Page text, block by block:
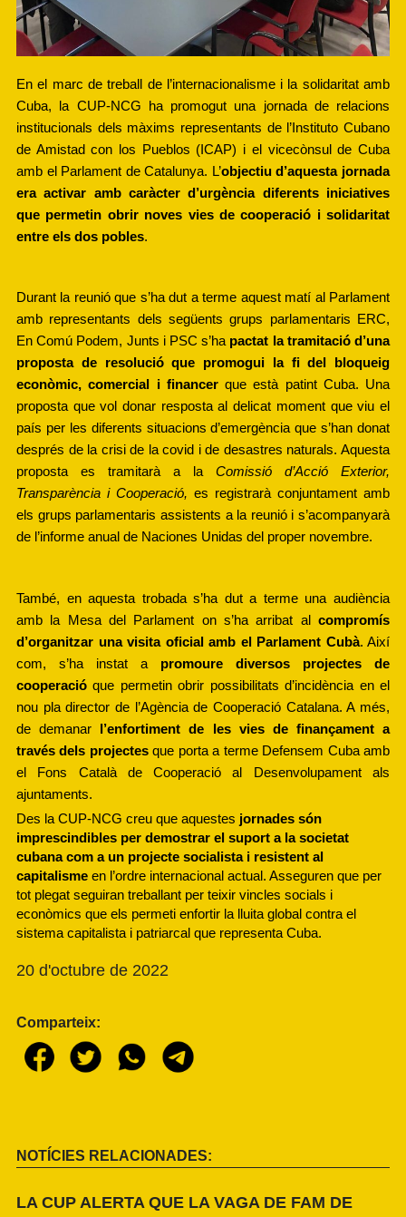
En el marc de treball de l’internacionalisme i la solidaritat amb
Cuba, la CUP-NCG ha promogut una jornada de relacions
institucionals dels màxims representants de l’Instituto Cubano
de Amistad con los Pueblos (ICAP) i el vicecònsul de Cuba
amb el Parlament de Catalunya. L’objectiu d’aquesta jornada
era activar amb caràcter d’urgència diferents iniciatives
que permetin obrir noves vies de cooperació i solidaritat
entre els dos pobles.
Durant la reunió que s’ha dut a terme aquest matí al Parlament
amb representants dels següents grups parlamentaris ERC,
En Comú Podem, Junts i PSC s’ha pactat la tramitació d’una
proposta de resolució que promogui la fi del bloqueig
econòmic, comercial i financer que està patint Cuba. Una
proposta que vol donar resposta al delicat moment que viu el
país per les diferents situacions d’emergència que s’han donat
després de la crisi de la covid i de desastres naturals. Aquesta
proposta es tramitarà a la Comissió d’Acció Exterior,
Transparència i Cooperació, es registrarà conjuntament amb
els grups parlamentaris assistents a la reunió i s’acompanyarà
de l’informe anual de Naciones Unidas del proper novembre.
També, en aquesta trobada s’ha dut a terme una audiència
amb la Mesa del Parlament on s’ha arribat al compromís
d’organitzar una visita oficial amb el Parlament Cubà. Així
com, s’ha instat a promoure diversos projectes de
cooperació que permetin obrir possibilitats d’incidència en el
nou pla director de l’Agència de Cooperació Catalana. A més,
de demanar
l’enfortiment de les vies de finançament a
través dels projectes que porta a terme Defensem Cuba amb
el Fons Català de Cooperació al Desenvolupament als
ajuntaments.
Des la CUP-NCG creu que aquestes jornades són
imprescindibles per demostrar el suport a la societat
cubana com a un projecte socialista i resistent al
capitalisme en l’ordre internacional actual. Asseguren que per
tot plegat seguiran treballant per teixir vincles socials i
econòmics que els permeti enfortir la lluita global contra el
sistema capitalista i patriarcal que representa Cuba.
20 d'octubre de 2022
Comparteix:
NOTÍCIES RELACIONADES:
LA CUP ALERTA QUE LA VAGA DE FAM DE